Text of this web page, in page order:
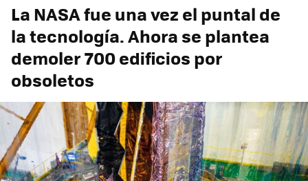
La NASA fue una vez el puntal de
la tecnología. Ahora se plantea
demoler 700 edificios por
obsoletos